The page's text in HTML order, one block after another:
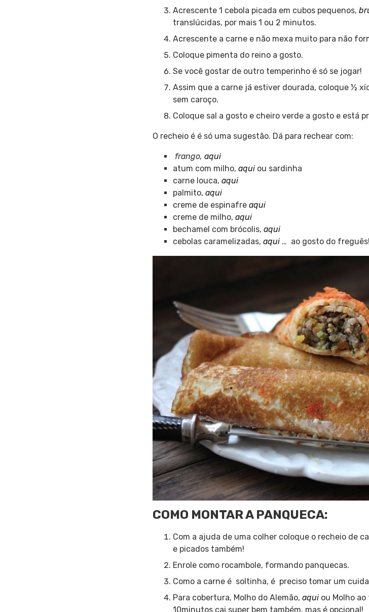
Acrescente 1 cebola picada em cubos pequenos,
translúcidas, por mais 1 ou 2 minutos.
Acrescente a carne e não mexa muito para não
Coloque pimenta do reino a gosto.
Se você gostar de outro temperinho é só se jogar!
Assim que a carne já estiver dourada, coloque ½
sem caroço.
Coloque sal a gosto e cheiro verde a gosto e está
O recheio é é só uma sugestão. Dá para rechear com:
frango,aqui
atum com milho,aqui ou sardinha
carne louca,aqui
palmito,aqui
creme de espinafre aqui
creme de milho,aqui
bechamel com brócolis,aqui
cebolas caramelizadas,aqui … ao gosto do freguês!
COMO MONTAR A PANQUECA:
Com a ajuda de uma colher coloque o recheio de
e picados também!
Enrole como rocambole, formando panquecas.
Como a carne é soltinha, é preciso tomar um
Para cobertura, Molho do Alemão,aqui ou Molho
10minutos cai super bem também, mas é opcional!